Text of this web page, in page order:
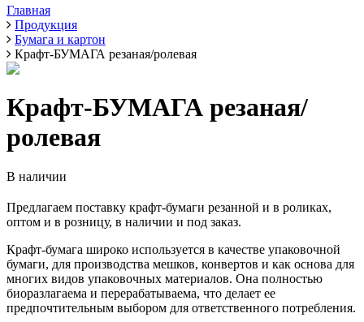
Главная
Продукция
Бумага и картон
Крафт-БУМАГА резаная/ролевая
Крафт-БУМАГА резаная/
ролевая
В наличии
Предлагаем поставку крафт-бумаги резанной и в роликах,
оптом и в розницу, в наличии и под заказ.
Крафт-бумага широко используется в качестве упаковочной
бумаги, для производства мешков, конвертов и как основа для
многих видов упаковочных материалов. Она полностью
биоразлагаема и перерабатываема, что делает ее
предпочтительным выбором для ответственного потребления.